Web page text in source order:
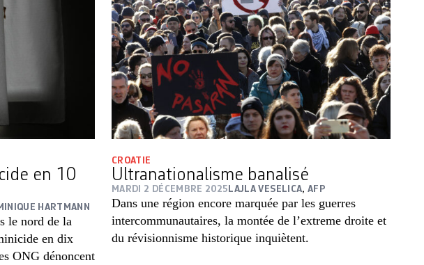
en 10
HARTMANN
le nord de la
en dix
ONG dénoncent
CROATIE
Ultranationalisme banalisé
MARDI 2 DÉCEMBRE 2025 LAJLA VESELICA, AFP
Dans une région encore marquée par les guerres
intercommunautaires, la montée de l’extreme droite et
du révisionnisme historique inquiètent.